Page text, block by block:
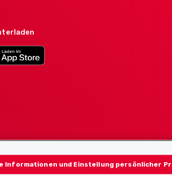
Informationen und Einstellung persönlicher